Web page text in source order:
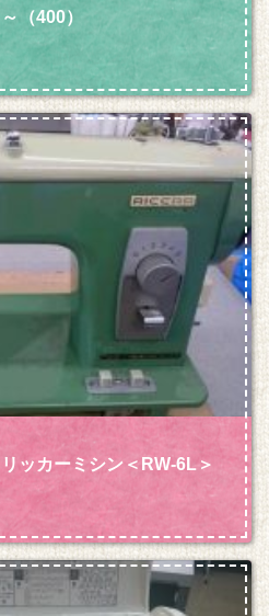
（400）
ッカーミシン＜RW-6L＞